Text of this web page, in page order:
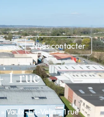
Nous contacter
1 rue
» Vaulx-En-Velin – 1 rue